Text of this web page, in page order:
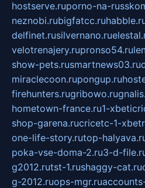
hostserve.ruporno-na-
neznobi.rubigfatcc.ru
delfinet.rusilvernano.ru
velotrenajery.rupronso54.ru
show-pets.rusmartnews03.ru
miraclecoon.rupongup.ru
firehunters.rugribowo.ru
hometown-france.ru1-
shop-garena.rucricetc-1-
one-life-story.rutop-
poka-vse-doma-2.ru3-d-
g2012.rutst-1.rushaggy-cat.ru
g-2012.ruops-mgr.ru